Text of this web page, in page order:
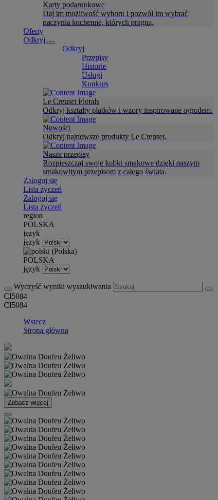
Karty podarunkowe
Daj im możliwość wyboru i pozwól im wybrać
naczynia kuchenne, których pragną.
Oferty
Odkryj
Odkryj
Przepisy
Historie
Usługi
Konkurs
Le Creuset Florals
Odkryj kształty płatków i wzory inspirowane ogrodem.
Nowości
Odkryj najnowsze produkty Le Creuset.
Nasze przepisy
Rozpieszczaj swoje kubki smakowe dzięki naszym
smakowitym przepisom z całego świata.
Zaloguj się
Lista życzeń
Zaloguj się
Lista życzeń
region
POLSKA
język
język
POLSKA
język
Wyczyść wyniki wyszukiwania
CI5084
CI5084
Wstecz
Strona główna
Zobacz więcej